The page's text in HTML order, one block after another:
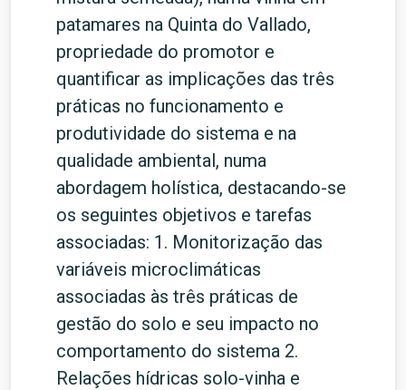
patamares na Quinta do Vallado,
propriedade do promotor e
quantificar as implicações das três
práticas no funcionamento e
produtividade do sistema e na
qualidade ambiental, numa
abordagem holística, destacando-se
os seguintes objetivos e tarefas
associadas: 1. Monitorização das
variáveis microclimáticas
associadas às três práticas de
gestão do solo e seu impacto no
comportamento do sistema 2.
Relações hídricas solo-vinha e